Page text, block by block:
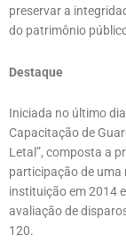
preservar a
do patrimônio
Destaque
Iniciada no último
Capacitação de
Letal”, composta a
participação de uma
instituição em 2014
avaliação de
120.